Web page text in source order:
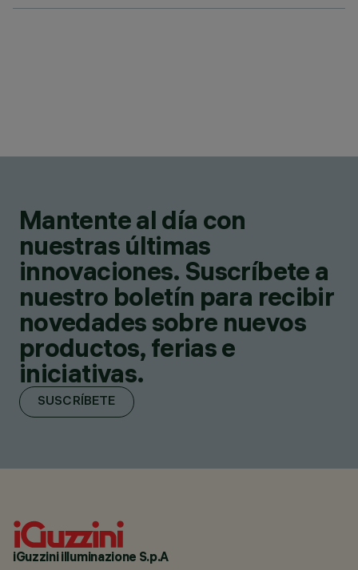
Mantente al día con
nuestras últimas
innovaciones. Suscríbete a
nuestro boletín para recibir
novedades sobre nuevos
productos, ferias e
iniciativas.
SUSCRÍBETE
iGuzzini illuminazione S.p.A